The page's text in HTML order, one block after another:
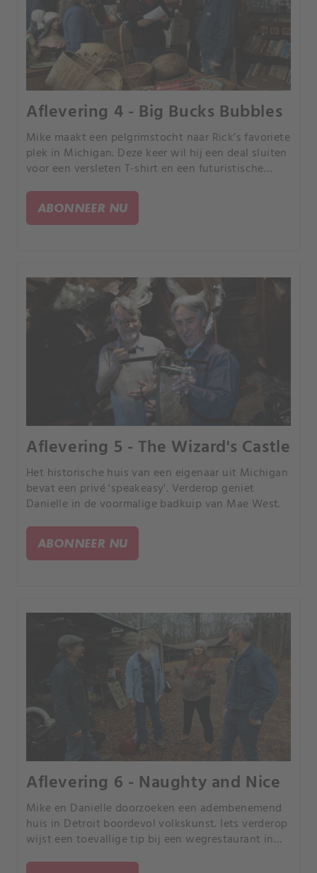
Aflevering 4 - Big Bucks Bubbles
Mike maakt een pelgrimstocht naar Rick’s favoriete
plek in Michigan. Deze keer wil hij een deal sluiten
voor een versleten T-shirt en een futuristische
ABONNEER NU
Aflevering 5 - The Wizard's Castle
Het historische huis van een eigenaar uit Michigan
bevat een privé 'speakeasy'. Verderop geniet
Danielle in de voormalige badkuip van Mae West.
ABONNEER NU
Aflevering 6 - Naughty and Nice
Mike en Danielle doorzoeken een adembenemend
huis in Detroit boordevol volkskunst. Iets verderop
wijst een toevallige tip bij een wegrestaurant in